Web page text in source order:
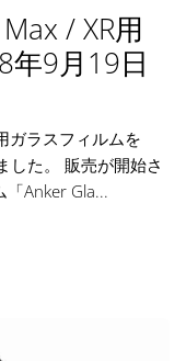
/ XR用
9月19日
ガラスフィルムを
た。 販売が開始さ
Anker Gla...